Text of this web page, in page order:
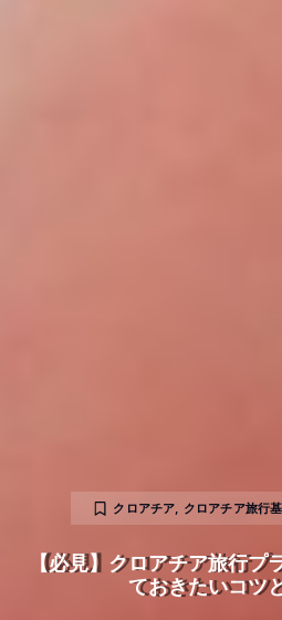
クロアチア, クロアチア旅行
【必見】クロアチア旅行プ
ておきたいコツ